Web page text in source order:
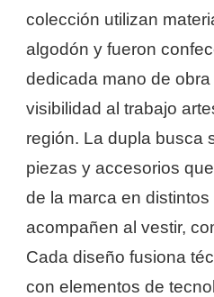
colección utilizan
algodón y fueron
dedicada mano de
visibilidad al trabajo
región. La dupla busca
piezas y accesorios
de la marca en
acompañen al vestir,
Cada diseño fusiona
con elementos de